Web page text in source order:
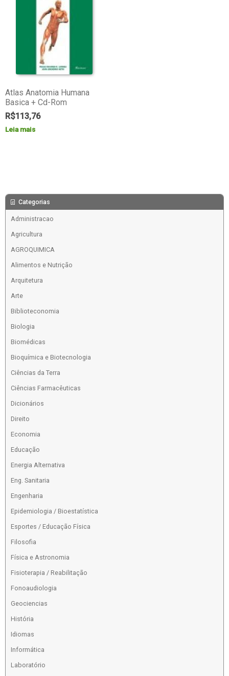
Atlas Anatomia Humana
Basica + Cd-Rom
R$113,76
Leia mais
Categorias
Administracao
Agricultura
AGROQUIMICA
Alimentos e Nutrição
Arquitetura
Arte
Biblioteconomia
Biologia
Biomédicas
Bioquímica e Biotecnologia
Ciências da Terra
Ciências Farmacêuticas
Dicionários
Direito
Economia
Educação
Energia Alternativa
Eng. Sanitaria
Engenharia
Epidemiologia / Bioestatística
Esportes / Educação Física
Filosofia
Física e Astronomia
Fisioterapia / Reabilitação
Fonoaudiologia
Geociencias
História
Idiomas
Informática
Laboratório